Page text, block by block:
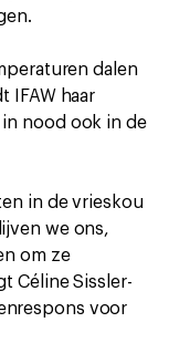
dalen
IFAW haar
nood ook in de
in de vrieskou
we ons,
om ze
Céline Sissler-
voor